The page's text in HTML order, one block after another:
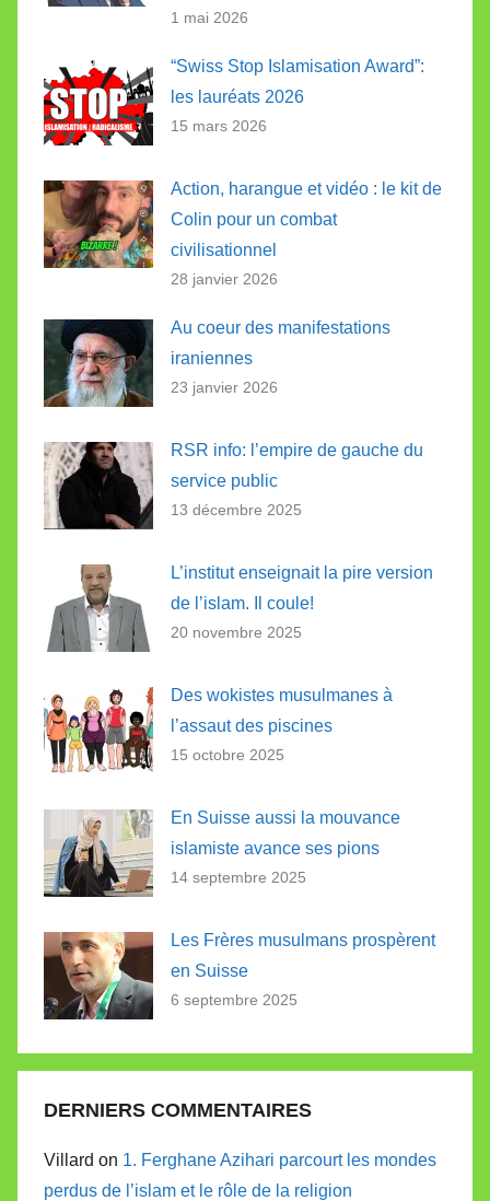
1 mai 2026
“Swiss Stop Islamisation Award”:
les lauréats 2026
15 mars 2026
Action, harangue et vidéo : le kit de
Colin pour un combat
civilisationnel
28 janvier 2026
Au coeur des manifestations
iraniennes
23 janvier 2026
RSR info: l’empire de gauche du
service public
13 décembre 2025
L’institut enseignait la pire version
de l’islam. Il coule!
20 novembre 2025
Des wokistes musulmanes à
l’assaut des piscines
15 octobre 2025
En Suisse aussi la mouvance
islamiste avance ses pions
14 septembre 2025
Les Frères musulmans prospèrent
en Suisse
6 septembre 2025
DERNIERS COMMENTAIRES
Villard on 1. Ferghane Azihari parcourt les mondes
perdus de l’islam et le rôle de la religion